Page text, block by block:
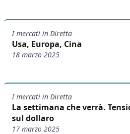
I mercati in Diretta
Usa, Europa, Cina
18 marzo 2025
I mercati in Diretta
La settimana che verrà.
sul dollaro
17 marzo 2025